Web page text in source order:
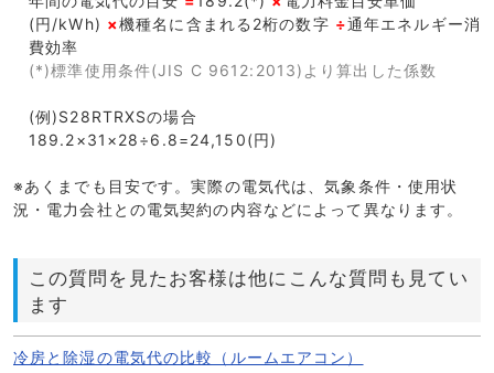
(円/kWh) ×機種名に含まれる2桁の数字 ÷通年エネルギー消
費効率
(*)標準使用条件(JIS C 9612:2013)より算出した係数
(例)S28RTRXSの場合
189.2×31×28÷6.8=24,150(円)
※あくまでも目安です。実際の電気代は、気象条件・使用状
況・電力会社との電気契約の内容などによって異なります。
この質問を見たお客様は他にこんな質問も見てい
ます
冷房と除湿の電気代の比較（ルームエアコン）